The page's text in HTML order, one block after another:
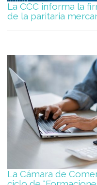
La CCC informa la
de la paritaria
La Cámara de